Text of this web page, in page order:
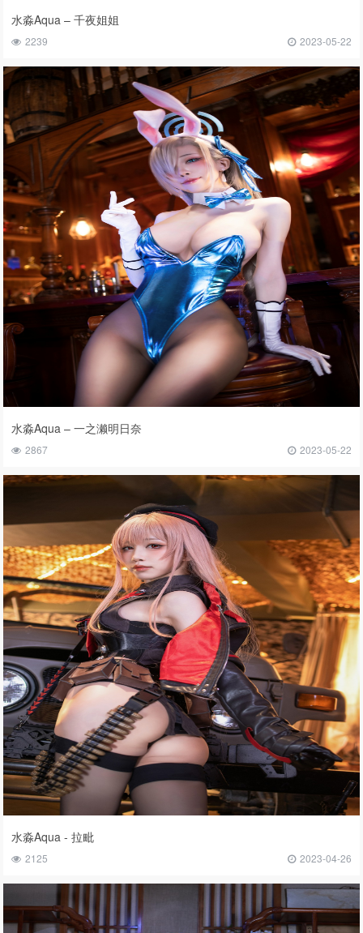
水淼Aqua – 千夜姐姐
2239 2023-05-22
水淼Aqua – 一之濑明日奈
2867 2023-05-22
水淼Aqua - 拉毗
2125 2023-04-26